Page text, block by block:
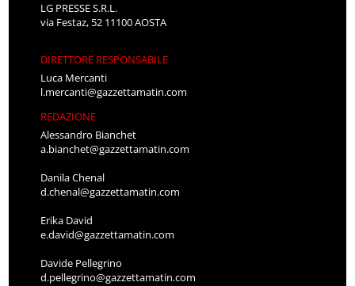
LG PRESSE S.R.L.
via Festaz, 52 11100 AOSTA
DIRETTORE RESPONSABILE
Luca Mercanti
l.mercanti@gazzettamatin.com
REDAZIONE
Alessandro Bianchet
a.bianchet@gazzettamatin.com
Danila Chenal
d.chenal@gazzettamatin.com
Erika David
e.david@gazzettamatin.com
Davide Pellegrino
d.pellegrino@gazzettamatin.com